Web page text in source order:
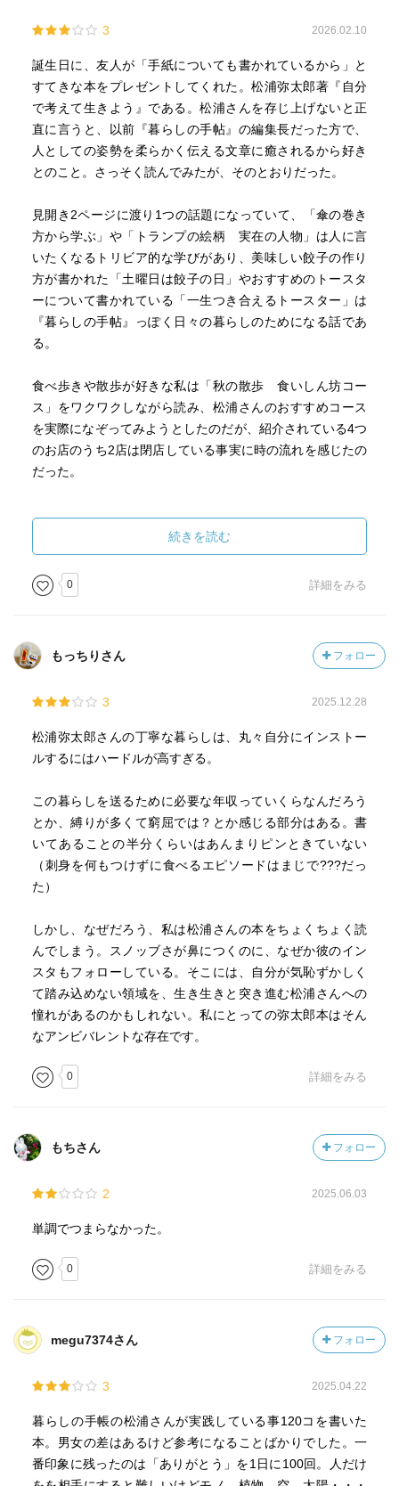
しくはない。いいかい、心が込められたありがとうという
言葉は、言葉をかけた数だけ、言葉をかけたそれぞれが自
分の夢や希望の実現を助けてくれるんだよ。わかるかい？
君もがんばれ」
・自分がしつけと育児で大切にしていたことを考えてみ
一つは、急がないこと。
い聞かせたり、教えたりしたら、それなら先は子どもに任
せる。ここしろ、ああしろ、と決して言わない。子供が自
分で理解して、できるようになるまで待つ。
次は、望みをできる限りかなえて、心を満たしてあげるこ
そして、子どもの苦しみと、親の自己満足を交換しないこ
あらゆる人間関係を大切に築くこと。家族だけではなく、
近所づきあいや、学校関係の人たちとのよい関係は、子ど
もの成長に非常に影響するのもである。思いやり、親切、
礼儀、感謝の気持ち、他人へのいたわりなど、子どもは、
われている。その品質は世界で使われている紙幣の中で
は痛感をした。
3 2026.02.10
誕生日に、友人が「手紙についても書かれているから」と
すてきな本をプレゼントしてくれた。松浦弥太郎著『自分
で考えて生きよう』である。松浦さんを存じ上げないと正
直に言うと、以前『暮らしの手帖』の編集長だった方で、
人としての姿勢を柔らかく伝える文章に癒されるから好き
とのこと。さっそく読んでみたが、そのとおりだった。
見開き2ページに渡り1つの話題になっていて、「傘の巻き
方から学ぶ」や「トランプの絵柄 実在の人物」は人に言
いたくなるトリビア的な学びがあり、美味しい餃子の作り
方が書かれた「土曜日は餃子の日」やおすすめのトースタ
ーについて書かれている「一生つき合えるトースター」は
『暮らしの手帖』っぽく日々の暮らしのためになる話であ
る。
食べ歩きや散歩が好きな私は「秋の散歩 食いしん坊コー
ス」をワクワクしながら読み、松浦さんのおすすめコース
を実際になぞってみようとしたのだが、紹介されている4つ
のお店のうち2店は閉店している事実に時の流れを感じたの
だった。
い仕事』学びたい」。まるごと覚えてことあるごとに反芻
したい。
そして、友人が私に贈るきっかけとなった手紙に関する章
"手紙とは、書き方によってはどんな人にも、言葉を届け
だから、「手紙は魔法だよ」とぼくは若い人に教えてい
る。"
続きを読む
0 詳細をみる
もっちりさん フォロー
3 2025.12.28
松浦弥太郎さんの丁寧な暮らしは、丸々自分にインストー
ルするにはハードルが高すぎる。
この暮らしを送るために必要な年収っていくらなんだろう
とか、縛りが多くて窮屈では？とか感じる部分はある。書
いてあることの半分くらいはあんまりピンときていない
（刺身を何もつけずに食べるエピソードはまじで???だっ
た）
しかし、なぜだろう、私は松浦さんの本をちょくちょく読
んでしまう。スノッブさが鼻につくのに、なぜか彼のイン
スタもフォローしている。そこには、自分が気恥ずかしく
て踏み込めない領域を、生き生きと突き進む松浦さんへの
憧れがあるのかもしれない。私にとっての弥太郎本はそん
なアンビバレントな存在です。
0 詳細をみる
もちさん フォロー
2 2025.06.03
単調でつまらなかった。
0 詳細をみる
megu7374さん フォロー
3 2025.04.22
暮らしの手帳の松浦さんが実践している事120コを書いた
本。男女の差はあるけど参考になることばかりでした。一
番印象に残ったのは「ありがとう」を1日に100回。人だけ